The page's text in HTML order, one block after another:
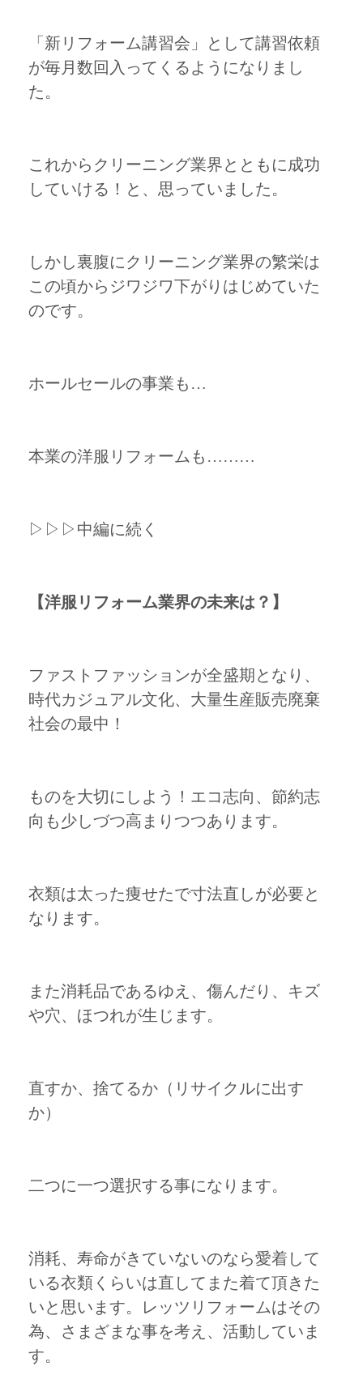
「新リフォーム講習会」として講習依頼
が毎月数回入ってくるようになりまし
た。
これからクリーニング業界とともに成功
していける！と、思っていました。
しかし裏腹にクリーニング業界の繁栄は
この頃からジワジワ下がりはじめていた
のです。
ホールセールの事業も…
本業の洋服リフォームも………
▷▷▷中編に続く
【洋服リフォーム業界の未来は？】
ファストファッションが全盛期となり、
時代カジュアル文化、大量生産販売廃棄
社会の最中！
ものを大切にしよう！エコ志向、節約志
向も少しづつ高まりつつあります。
衣類は太った痩せたで寸法直しが必要と
なります。
また消耗品であるゆえ、傷んだり、キズ
や穴、ほつれが生じます。
直すか、捨てるか（リサイクルに出す
か）
二つに一つ選択する事になります。
消耗、寿命がきていないのなら愛着して
いる衣類くらいは直してまた着て頂きた
いと思います。レッツリフォームはその
為、さまざまな事を考え、活動していま
す。